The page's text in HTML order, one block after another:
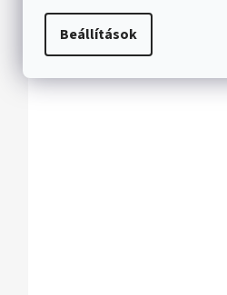
Beállítások
KOSÁRBA